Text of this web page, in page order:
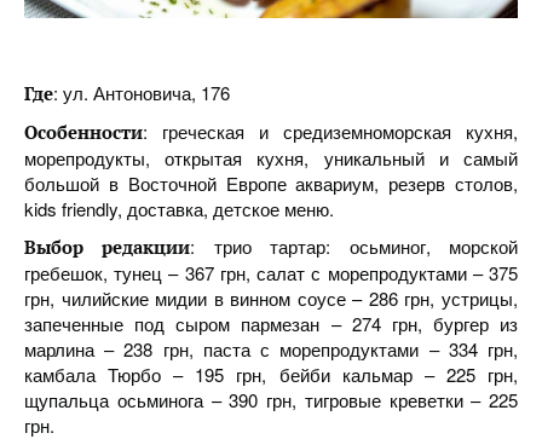
Где: ул. Антоновича, 176
Особенности: греческая и средиземноморская кухня,
морепродукты, открытая кухня, уникальный и самый
большой в Восточной Европе аквариум, резерв столов,
kids friendly, доставка, детское меню.
Выбор редакции: трио тартар: осьминог, морской
гребешок, тунец – 367 грн, салат с морепродуктами – 375
грн, чилийские мидии в винном соусе – 286 грн, устрицы,
запеченные под сыром пармезан – 274 грн, бургер из
марлина – 238 грн, паста с морепродуктами – 334 грн,
камбала Тюрбо – 195 грн, бейби кальмар – 225 грн,
щупальца осьминога – 390 грн, тигровые креветки – 225
грн.